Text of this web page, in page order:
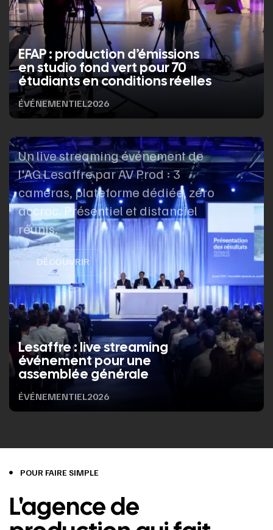
EFAP : production d’émissions
en studio fond vert pour 70
étudiants en conditions réelles
ÉVÉNEMENTIEL2026
Un live streaming événement de
l'AG Lesaffre par AV Prod : 3
caméras, plateforme dédiée, zéro
accroc. Présentiel et distanciel
réunis.
DÉCOUVRIR
Lesaffre : live streaming
événement pour une
assemblée générale
ÉVÉNEMENTIEL2026
POUR FAIRE SIMPLE
L'agence de